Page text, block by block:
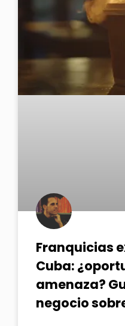
Franquicias
Cuba:
amenaza?
negocio